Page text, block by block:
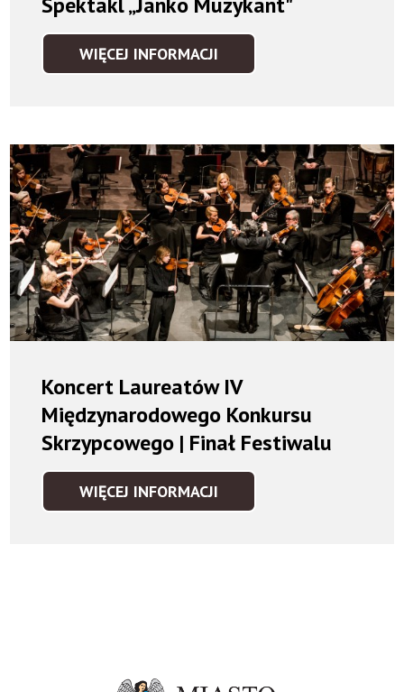
WIĘCEJ INFORMACJI
SPEKTAKL
Koncert Laureatów IV
Międzynarodowego Konkursu
Skrzypcowego | Finał Festiwalu
WIĘCEJ INFORMACJI